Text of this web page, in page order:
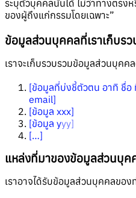
ระบุตัวบุคคลนั้นได้ ไม่ว่าทางตรง
ของผู้ถึงแก่กรรมโดยเฉพาะ”
ข้อมูลส่วนบุคคลที่เราเก็บรว
เราจะเก็บรวบรวมข้อมูลส่วนบุคค
[ข้อมูลที่บ่งชี้ตัวตน อาทิ ชื่อ
email]
[ข้อมูล xxx]
[ข้อมูล yyy]
[…]
แหล่งที่มาของข้อมูลส่วนบุค
เราอาจได้รับข้อมูลส่วนบุคคลขอ